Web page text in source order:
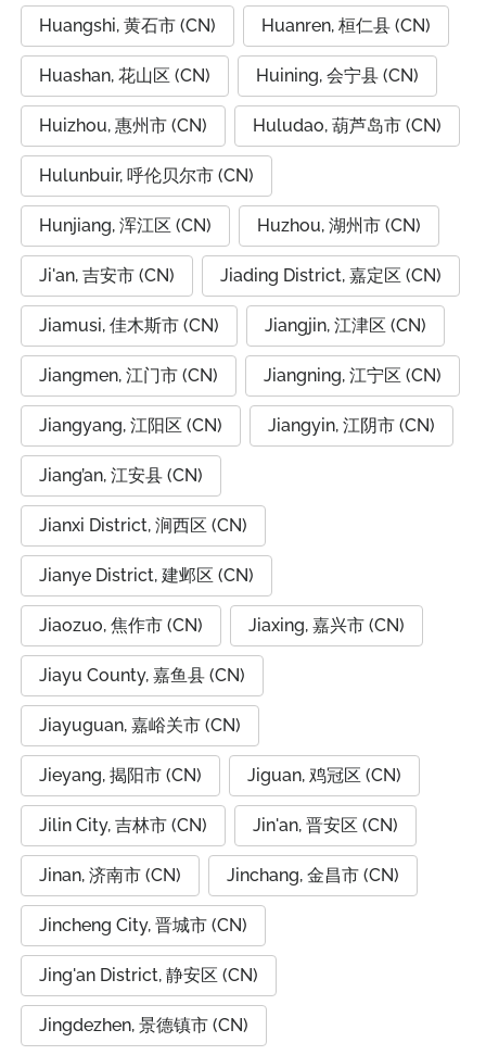
Huangshi, 黄石市 (CN) Huanren, 桓仁县 (CN)
Huashan, 花山区 (CN) Huining, 会宁县 (CN)
Huizhou, 惠州市 (CN) Huludao, 葫芦岛市 (CN)
Hulunbuir, 呼伦贝尔市 (CN)
Hunjiang, 浑江区 (CN) Huzhou, 湖州市 (CN)
Ji'an, 吉安市 (CN) Jiading District, 嘉定区 (CN)
Jiamusi, 佳木斯市 (CN) Jiangjin, 江津区 (CN)
Jiangmen, 江门市 (CN) Jiangning, 江宁区 (CN)
Jiangyang, 江阳区 (CN) Jiangyin, 江阴市 (CN)
Jiang’an, 江安县 (CN)
Jianxi District, 涧西区 (CN)
Jianye District, 建邺区 (CN)
Jiaozuo, 焦作市 (CN) Jiaxing, 嘉兴市 (CN)
Jiayu County, 嘉鱼县 (CN)
Jiayuguan, 嘉峪关市 (CN)
Jieyang, 揭阳市 (CN) Jiguan, 鸡冠区 (CN)
Jilin City, 吉林市 (CN) Jin'an, 晋安区 (CN)
Jinan, 济南市 (CN) Jinchang, 金昌市 (CN)
Jincheng City, 晋城市 (CN)
Jing'an District, 静安区 (CN)
Jingdezhen, 景德镇市 (CN)